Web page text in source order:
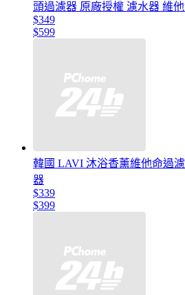
頭過濾器 原廠授權 濾水器 維
$349
$599
韓國 LAVI 沐浴香薰維他命過
器
$339
$399